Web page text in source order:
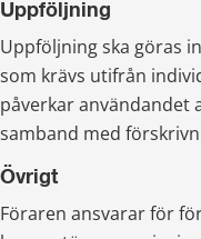
Uppföljning
Uppföljning ska göras
som krävs utifrån
påverkar användandet
samband med
Övrigt
Föraren ansvarar för